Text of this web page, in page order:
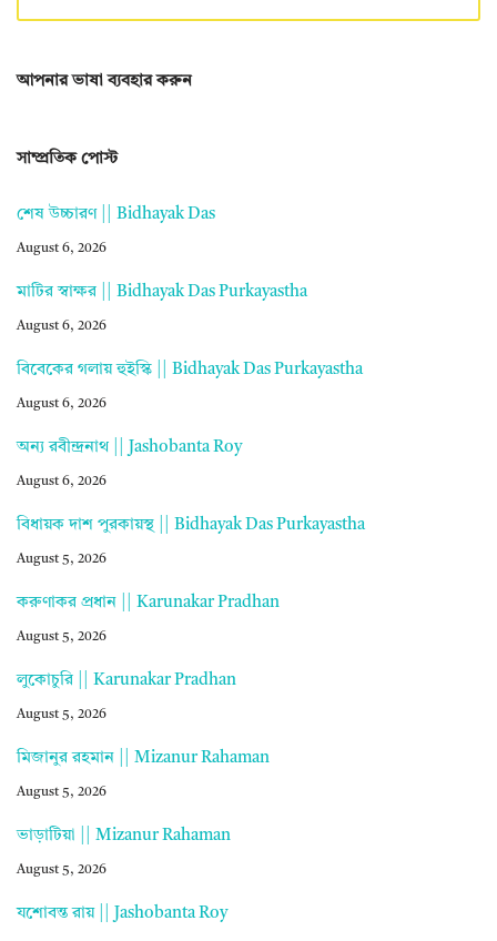
আপনার ভাষা ব্যবহার করুন
সাম্প্রতিক পোস্ট
শেষ উচ্চারণ || Bidhayak Das
August 6, 2026
মাটির স্বাক্ষর || Bidhayak Das Purkayastha
August 6, 2026
বিবেকের গলায় হুইস্কি || Bidhayak Das Purkayastha
August 6, 2026
অন্য রবীন্দ্রনাথ || Jashobanta Roy
August 6, 2026
বিধায়ক দাশ পুরকায়স্থ || Bidhayak Das Purkayastha
August 5, 2026
করুণাকর প্রধান || Karunakar Pradhan
August 5, 2026
লুকোচুরি || Karunakar Pradhan
August 5, 2026
মিজানুর রহমান || Mizanur Rahaman
August 5, 2026
ভাড়াটিয়া || Mizanur Rahaman
August 5, 2026
যশোবন্ত রায় || Jashobanta Roy